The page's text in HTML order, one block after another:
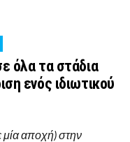
όλα τα στάδια
ενός ιδιωτικού
αποχή) στην